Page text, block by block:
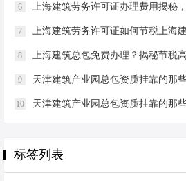
6 上海建筑劳务许可证办理费用揭秘，省钱有妙招！上海建
7 上海建筑劳务许可证如何节税上海建筑
8 上海建筑总包免费办理？揭秘节税高招！上海
9 天津建筑产业园总包资质挂靠的那些事儿天津
10 天津建筑产业园总包资质挂靠的那些事儿天津
标签列表